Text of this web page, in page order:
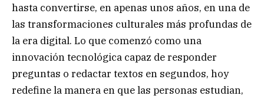
hasta convertirse, en apenas unos años, en una de
las transformaciones culturales más profundas de
la era digital. Lo que comenzó como una
innovación tecnológica capaz de responder
preguntas o redactar textos en segundos, hoy
redefine la manera en que las personas estudian,